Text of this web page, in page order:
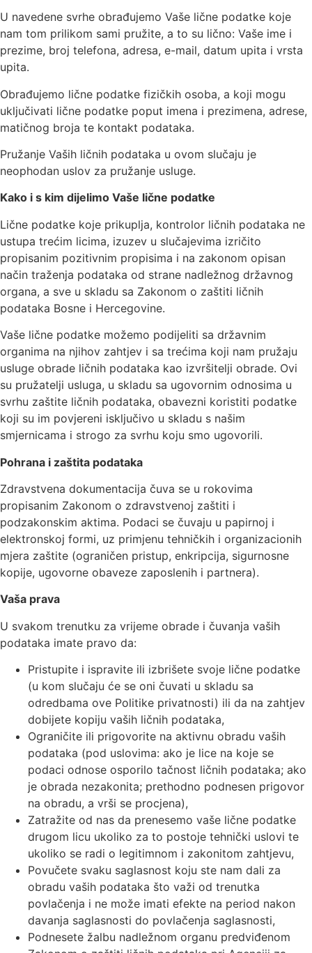
U navedene svrhe obrađujemo Vaše lične podatke koje
nam tom prilikom sami pružite, a to su lično: Vaše ime i
prezime, broj telefona, adresa, e-mail, datum upita i vrsta
upita.
Obrađujemo lične podatke fizičkih osoba, a koji mogu
uključivati lične podatke poput imena i prezimena, adrese,
matičnog broja te kontakt podataka.
Pružanje Vaših ličnih podataka u ovom slučaju je
neophodan uslov za pružanje usluge.
Kako i s kim dijelimo Vaše lične podatke
Lične podatke koje prikuplja, kontrolor ličnih podataka ne
ustupa trećim licima, izuzev u slučajevima izričito
propisanim pozitivnim propisima i na zakonom opisan
način traženja podataka od strane nadležnog državnog
organa, a sve u skladu sa Zakonom o zaštiti ličnih
podataka Bosne i Hercegovine.
Vaše lične podatke možemo podijeliti sa državnim
organima na njihov zahtjev i sa trećima koji nam pružaju
usluge obrade ličnih podataka kao izvršitelji obrade. Ovi
su pružatelji usluga, u skladu sa ugovornim odnosima u
svrhu zaštite ličnih podataka, obavezni koristiti podatke
koji su im povjereni isključivo u skladu s našim
smjernicama i strogo za svrhu koju smo ugovorili.
Pohrana i zaštita podataka
Zdravstvena dokumentacija čuva se u rokovima
propisanim Zakonom o zdravstvenoj zaštiti i
podzakonskim aktima. Podaci se čuvaju u papirnoj i
elektronskoj formi, uz primjenu tehničkih i organizacionih
mjera zaštite (ograničen pristup, enkripcija, sigurnosne
kopije, ugovorne obaveze zaposlenih i partnera).
Vaša prava
U svakom trenutku za vrijeme obrade i čuvanja vaših
podataka imate pravo da:
Pristupite i ispravite ili izbrišete svoje lične podatke
(u kom slučaju će se oni čuvati u skladu sa
odredbama ove Politike privatnosti) ili da na zahtjev
dobijete kopiju vaših ličnih podataka,
Ograničite ili prigovorite na aktivnu obradu vaših
podataka (pod uslovima: ako je lice na koje se
podaci odnose osporilo tačnost ličnih podataka; ako
je obrada nezakonita; prethodno podnesen prigovor
na obradu, a vrši se procjena),
Zatražite od nas da prenesemo vaše lične podatke
drugom licu ukoliko za to postoje tehnički uslovi te
ukoliko se radi o legitimnom i zakonitom zahtjevu,
Povučete svaku saglasnost koju ste nam dali za
obradu vaših podataka što važi od trenutka
povlačenja i ne može imati efekte na period nakon
davanja saglasnosti do povlačenja saglasnosti,
Podnesete žalbu nadležnom organu predviđenom